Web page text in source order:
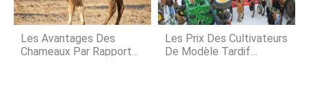
Les Avantages Des
Chameaux Par Rapport
Les Prix Des Cultivateurs
De Modèle Tardif